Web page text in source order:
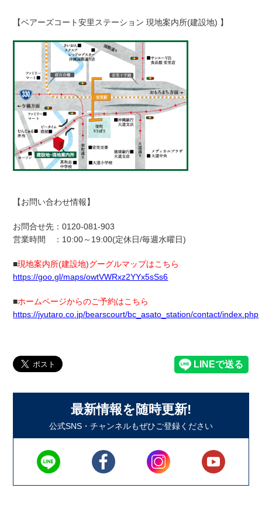
【ベアーズコート安里ステーション 現地案内所(建設地) 】
【お問い合わせ情報】
お問合せ先：0120-081-903
営業時間 ：10:00～19:00(定休日/毎週水曜日)
■現地案内所(建設地)グーグルマップはこちら
https://goo.gl/maps/owtVWRxz2YYx5sSs6
■ホームページからのご予約はこちら
https://jyutaro.co.jp/bearscourt/bc_asato_station/contact/index.php
最新情報を随時更新!
公式SNS・チャンネルもぜひご登録ください